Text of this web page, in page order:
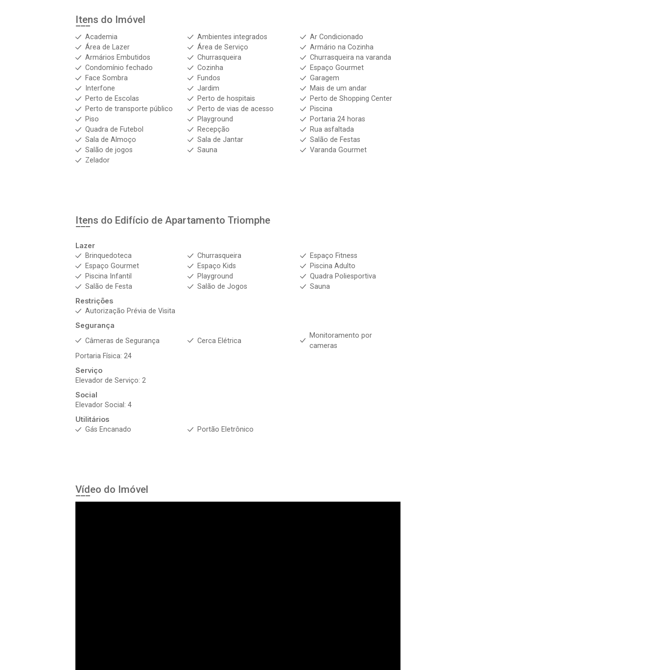
Itens do Imóvel
Academia Ambientes integrados
Ar Condicionado
Área de Lazer
Área de Serviço
Armário na Cozinha
Armários Embutidos
Churrasqueira
Churrasqueira na varanda
Condomínio fechado
Cozinha
Espaço Gourmet
Face Sombra
Fundos
Garagem
Interfone
Jardim
Mais de um andar
Perto de Escolas
Perto de hospitais
Perto de Shopping Center
Perto de transporte público
Perto de vias de acesso
Piscina
Piso
Playground
Portaria 24 horas
Quadra de Futebol
Recepção
Rua asfaltada
Sala de Almoço
Sala de Jantar
Salão de Festas
Salão de jogos
Sauna
Varanda Gourmet
Zelador
Itens do Edifício de Apartamento Triomphe
Lazer
Brinquedoteca
Churrasqueira
Espaço Fitness
Espaço Gourmet
Espaço Kids
Piscina Adulto
Piscina Infantil
Playground
Quadra Poliesportiva
Salão de Festa
Salão de Jogos
Sauna
Restrições
Autorização Prévia de Visita
Segurança
Câmeras de Segurança
Cerca Elétrica
Monitoramento por
cameras
Portaria Física: 24
Serviço
Elevador de Serviço: 2
Social
Elevador Social: 4
Utilitários
Gás Encanado
Portão Eletrônico
Vídeo do Imóvel